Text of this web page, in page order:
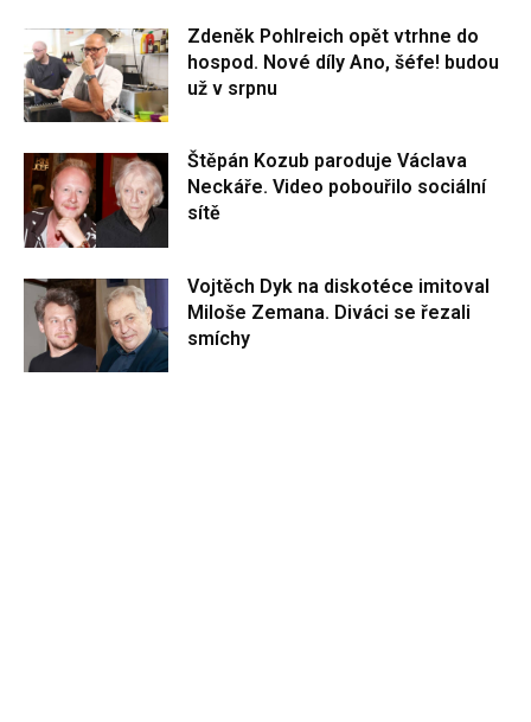
Zdeněk Pohlreich opět vtrhne do
hospod. Nové díly Ano, šéfe! budou
už v srpnu
Štěpán Kozub paroduje Václava
Neckáře. Video pobouřilo sociální
sítě
Vojtěch Dyk na diskotéce imitoval
Miloše Zemana. Diváci se řezali
smíchy